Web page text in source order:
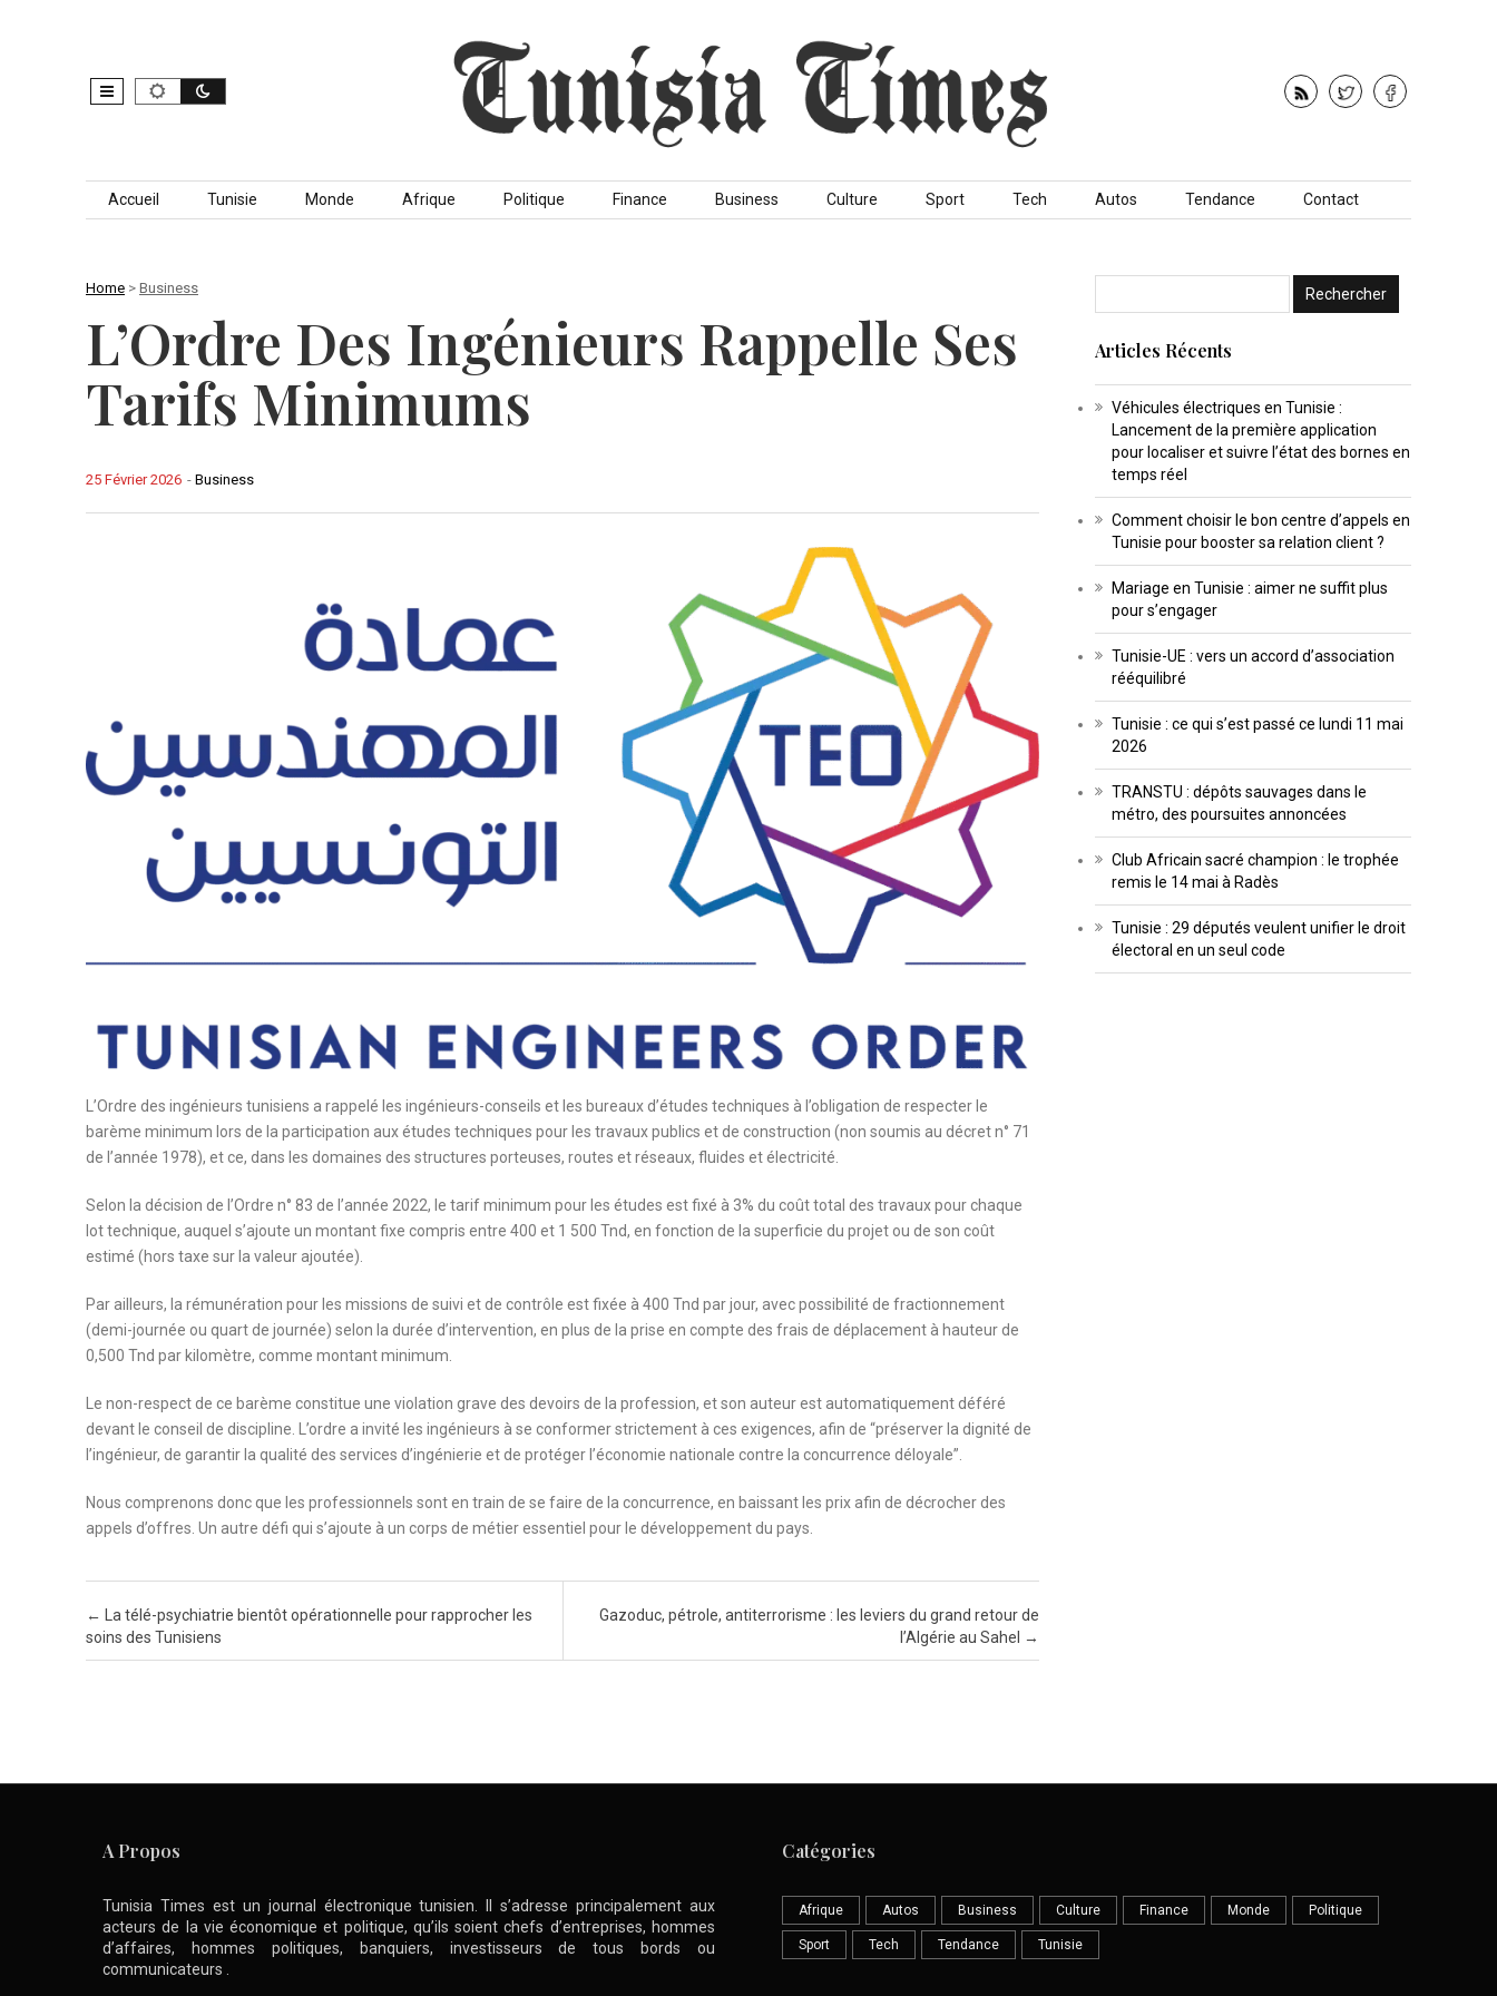
Skip to content
Accueil Tunisie Monde Afrique Politique Finance Business Culture Sport Tech Autos Tendance Contact
Home > Business
L’Ordre Des Ingénieurs Rappelle Ses
Tarifs Minimums
- Business
25 Février 2026
L’Ordre des ingénieurs tunisiens a rappelé les ingénieurs-conseils et les bureaux d’études techniques à l’obligation de respecter le
barème minimum lors de la participation aux études techniques pour les travaux publics et de construction (non soumis au décret n° 71
de l’année 1978), et ce, dans les domaines des structures porteuses, routes et réseaux, fluides et électricité.
Selon la décision de l’Ordre n° 83 de l’année 2022, le tarif minimum pour les études est fixé à 3% du coût total des travaux pour chaque
lot technique, auquel s’ajoute un montant fixe compris entre 400 et 1 500 Tnd, en fonction de la superficie du projet ou de son coût
estimé (hors taxe sur la valeur ajoutée).
Par ailleurs, la rémunération pour les missions de suivi et de contrôle est fixée à 400 Tnd par jour, avec possibilité de fractionnement
(demi-journée ou quart de journée) selon la durée d’intervention, en plus de la prise en compte des frais de déplacement à hauteur de
0,500 Tnd par kilomètre, comme montant minimum.
Le non-respect de ce barème constitue une violation grave des devoirs de la profession, et son auteur est automatiquement déféré
devant le conseil de discipline. L’ordre a invité les ingénieurs à se conformer strictement à ces exigences, afin de “préserver la dignité de
l’ingénieur, de garantir la qualité des services d’ingénierie et de protéger l’économie nationale contre la concurrence déloyale”.
Nous comprenons donc que les professionnels sont en train de se faire de la concurrence, en baissant les prix afin de décrocher des
appels d’offres. Un autre défi qui s’ajoute à un corps de métier essentiel pour le développement du pays.
Post navigation
← La télé-psychiatrie bientôt opérationnelle pour rapprocher les
soins des Tunisiens
Gazoduc, pétrole, antiterrorisme : les leviers du grand retour de
l’Algérie au Sahel →
Articles Récents
Véhicules électriques en Tunisie :
Lancement de la première application
pour localiser et suivre l’état des bornes en
temps réel
Comment choisir le bon centre d’appels en
Tunisie pour booster sa relation client ?
Mariage en Tunisie : aimer ne suffit plus
pour s’engager
Tunisie-UE : vers un accord d’association
rééquilibré
Tunisie : ce qui s’est passé ce lundi 11 mai
2026
TRANSTU : dépôts sauvages dans le
métro, des poursuites annoncées
Club Africain sacré champion : le trophée
remis le 14 mai à Radès
Tunisie : 29 députés veulent unifier le droit
électoral en un seul code
A Propos
Tunisia Times est un journal électronique tunisien. Il s’adresse principalement aux
acteurs de la vie économique et politique, qu’ils soient chefs d’entreprises, hommes
d’affaires, hommes politiques, banquiers, investisseurs de tous bords ou
communicateurs .
Catégories
Afrique Autos Business Culture Finance Monde Politique
Sport Tech Tendance Tunisie